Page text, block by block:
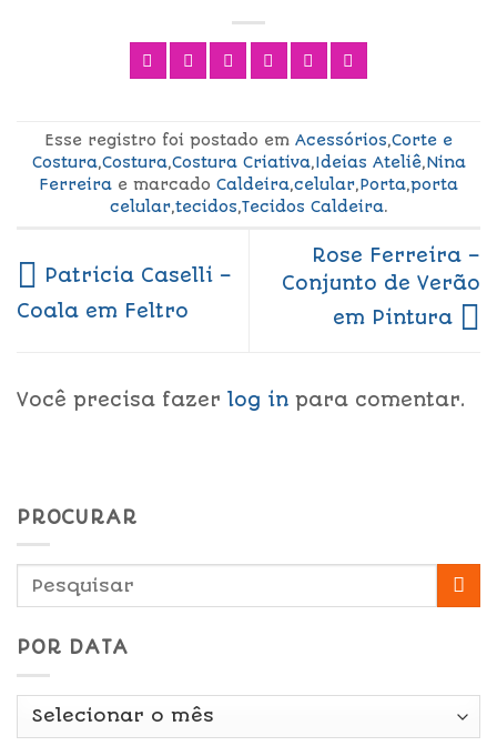
Esse registro foi postado em Acessórios,Corte e
Costura,Costura,Costura Criativa,Ideias Ateliê,Nina
Ferreira e marcado Caldeira,celular,Porta,porta
celular,tecidos,Tecidos Caldeira.
Patricia Caselli –
Coala em Feltro
Rose Ferreira –
Conjunto de Verão
em Pintura
Você precisa fazer log in para comentar.
PROCURAR
POR DATA
Por